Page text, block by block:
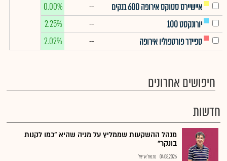
איישיירס סטוקס אירופה 600 בנקים
--
0.00%
יורונקסט 100
--
2.25%
ספיידר פורטפוליו אירופה
--
2.02%
חיפושים אחרונים
חדשות
מנהל ההשקעות שממליץ על מניה שהיא "כמו לקנות
בונקר"
04.08.2026 נתנאל אריאל